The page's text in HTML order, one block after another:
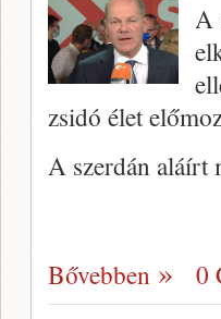
A
zsidó élet
A szerdán aláírt
Bővebben 0